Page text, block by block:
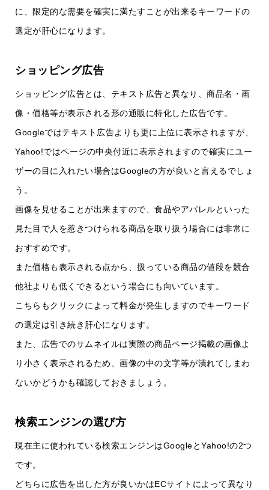
に、限定的な需要を確実に満たすことが出来るキーワードの
選定が肝心になります。
ショッピング広告
ショッピング広告とは、テキスト広告と異なり、商品名・画
像・価格等が表示される形の通販に特化した広告です。
Googleではテキスト広告よりも更に上位に表示されますが、
Yahoo!ではページの中央付近に表示されますので確実にユー
ザーの目に入れたい場合はGoogleの方が良いと言えるでしょ
う。
画像を見せることが出来ますので、食品やアパレルといった
見た目で人を惹きつけられる商品を取り扱う場合には非常に
おすすめです。
また価格も表示される点から、扱っている商品の値段を競合
他社よりも低くできるという場合にも向いています。
こちらもクリックによって料金が発生しますのでキーワード
の選定は引き続き肝心になります。
また、広告でのサムネイルは実際の商品ページ掲載の画像よ
り小さく表示されるため、画像の中の文字等が潰れてしまわ
ないかどうかも確認しておきましょう。
検索エンジンの選び方
現在主に使われている検索エンジンはGoogleとYahoo!の2つ
です。
どちらに広告を出した方が良いかはECサイトによって異なり